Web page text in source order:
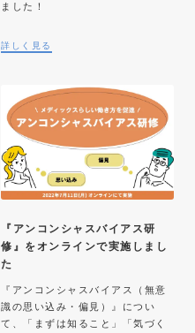
ました！
詳しく見る
『アンコンシャスバイアス研
修』をオンラインで実施しまし
た
『アンコンシャスバイアス（無意
識の思い込み・偏見）』につい
て、「まずは知ること」「気づく